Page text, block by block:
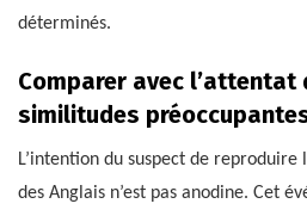
déterminés.
Comparer avec l’attentat
similitudes
L’intention du suspect de reproduire
des Anglais n’est pas anodine. Cet